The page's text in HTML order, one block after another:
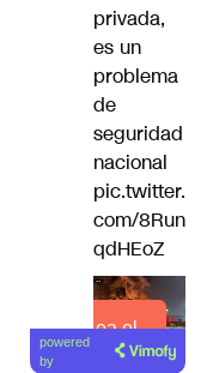
privada,
es un
problema
de
seguridad
nacional
pic.twitter.
com/8Run
qdHEoZ
Lea el
artículo
powered
by